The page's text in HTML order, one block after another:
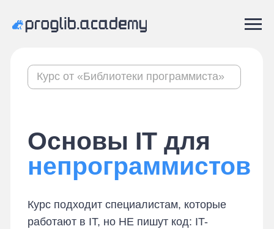
непрограммистов
Курс подходит специалистам, которые
рекрутерам, маркетологам, проджектам
и продактам, а также всем, кто хочет
Курс от «Библиотеки программиста»